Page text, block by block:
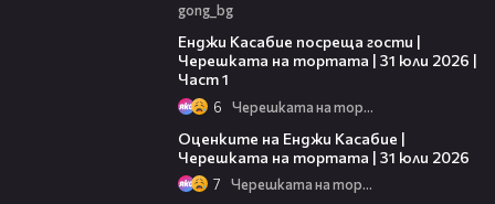
gong_bg
Енджи Касабие посреща гости |
Черешката на тортата | 31 юли 2026 |
Част 1
6 Черешката на тортата
Оценките на Енджи Касабие |
Черешката на тортата | 31 юли 2026
7 Черешката на тортата